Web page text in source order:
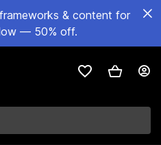
& content for
— 50% off.